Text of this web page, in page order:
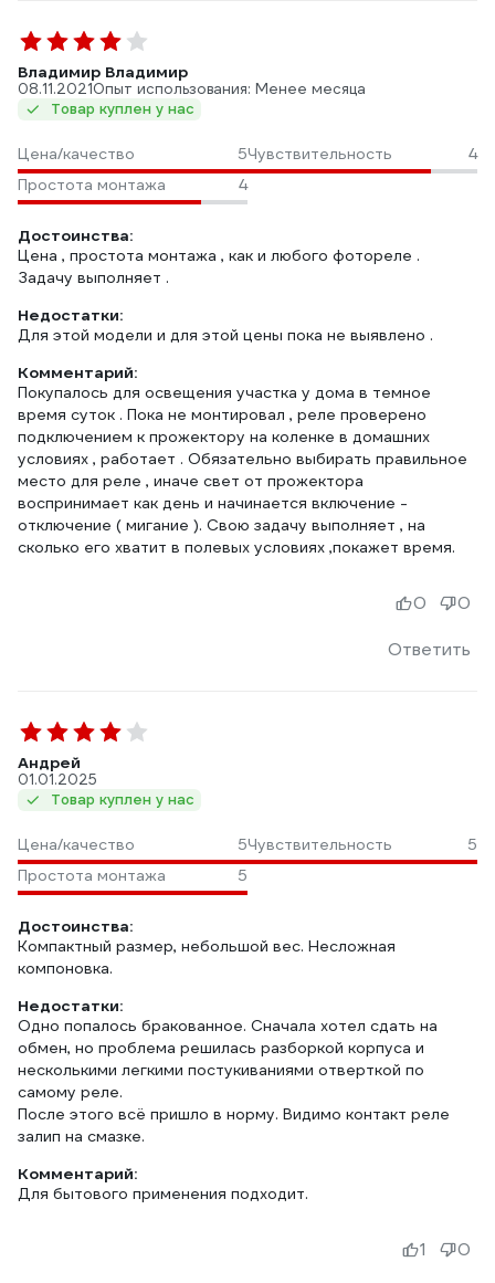
Владимир Владимир
08.11.2021Опыт использования: Менее месяца
Товар куплен у нас
Цена/качество 5Чувствительность
4
Простота монтажа
4
Достоинства:
Цена , простота монтажа , как и любого фотореле .
Задачу выполняет .
Недостатки:
Для этой модели и для этой цены пока не выявлено .
Комментарий:
Покупалось для освещения участка у дома в темное
время суток . Пока не монтировал , реле проверено
подключением к прожектору на коленке в домашних
условиях , работает . Обязательно выбирать правильное
место для реле , иначе свет от прожектора
воспринимает как день и начинается включение -
отключение ( мигание ). Свою задачу выполняет , на
сколько его хватит в полевых условиях ,покажет время.
Ответить
0 0
Андрей
01.01.2025
Товар куплен у нас
Цена/качество 5Чувствительность
5
Простота монтажа
5
Достоинства:
Компактный размер, небольшой вес. Несложная
компоновка.
Недостатки:
Одно попалось бракованное. Сначала хотел сдать на
обмен, но проблема решилась разборкой корпуса и
несколькими легкими постукиваниями отверткой по
самому реле.
После этого всё пришло в норму. Видимо контакт реле
залип на смазке.
Комментарий:
Для бытового применения подходит.
1 0